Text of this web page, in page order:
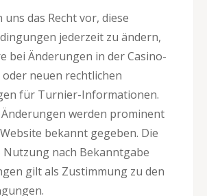
das Recht vor, diese
jederzeit zu ändern,
bei Änderungen in der Casino-
neuen rechtlichen
für Turnier-Informationen.
werden prominent
bekannt gegeben. Die
nach Bekanntgabe
gilt als Zustimmung zu den